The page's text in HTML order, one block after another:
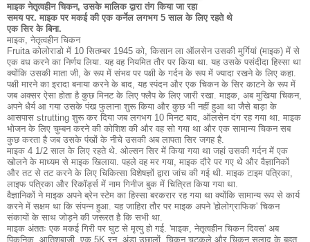
माइक नेतृत्वहीन चिकन, उसके मालिक द्वारा तंग किया जा रहा
समय पर. माइक पर मकई की एक कर्नेल लगभग 5 साल के लिए रहते थे
एक सिर के बिना.
माइक, नेतृत्वहीन चिकन
Fruita कोलोराडो में 10 सितम्बर 1945 को, किसान ला ऑलसेन उसकी मुर्गियां (माइक) में से
एक वध करने का निर्णय लिया. यह वह नियमित तौर पर किया था. यह उसके पसंदीदा हिस्सा था
क्योंकि उसकी माता जी, के रूप में संभव पर पक्षी के गर्दन के रूप में ज्यादा रखने के लिए कहा.
पक्षी मारने का इरादा बनाया करने के बाद, यह स्पंदन और एक चिकन के सिर काटने के रूप में
जब अक्सर ऐसा होता है कुछ मिनट के लिए फ्लैप के लिए जारी रखा. माइक, अब मुखिया चिकन,
अपने धैर्य आ गया उसके पंख फुलाना शुरू किया और कुछ भी नहीं हुआ था जैसे बाड़ा के
आसपास strutting शुरू कर दिया जब लगभग 10 मिनट बाद, ऑलसेन दंग रह गया था. माइक
भोजन के लिए चुम्बन करने की कोशिश की और वह सो गया था और एक सामान्य चिकन सब
कुछ करता है जब उसके पंखों के नीचे उसकी अब लापता सिर जगह है.
माइक 4 1/2 साल के लिए रहते थे. ओल्सन सिर में किया गया था जहां उसकी गर्दन में एक
खोलने के माध्यम से माइक खिलाया. पहले वह मर गया, माइक दौरे पर गए थे और वैज्ञानिकों
और तट से तट करने के लिए चिकित्सा विशेषज्ञों द्वारा जांच की गई थी. माइक टाइम पत्रिका,
लाइफ पत्रिका और रिकॉर्ड्स में नाम गिनीज बुक में चित्रित किया गया था.
वैज्ञानिकों ने माइक अपने ब्रेन स्टेम का हिस्सा बरकरार रह गया था क्योंकि सामान्य रूप से कार्य
करने में सक्षम था कि संपन्न हुआ. यह जाहिरा तौर पर माइक अपने 'होलोग्राफिक' चिकन
संकायों के साथ जोड़ने की जरूरत है कि सभी था.
माइक अंततः एक मकई गिरी पर घुट से मृत्यु हो गई. 'माइक, नेतृत्वहीन चिकन दिवस' अब
पिकनिक, आतिशबाजी, एक 5K रन, अंडा उछालों, चिकन चुटकुले और चिकन सलाद के बहुत